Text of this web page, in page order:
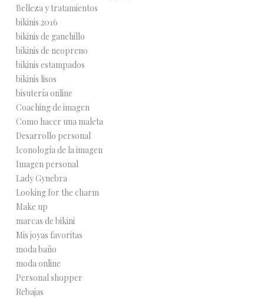
Belleza y tratamientos
bikinis 2016
bikinis de ganchillo
bikinis de neopreno
bikinis estampados
bikinis lisos
bisutería online
Coaching de imagen
Como hacer una maleta
Desarrollo personal
Iconología de la imagen
Imagen personal
Lady Gynebra
Looking for the charm
Make up
marcas de bikini
Mis joyas favoritas
moda baño
moda online
Personal shopper
Rebajas